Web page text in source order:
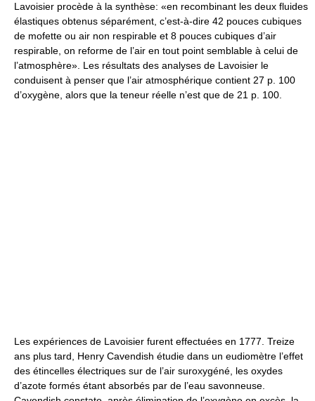
Lavoisier procède à la synthèse: «en recombinant les deux fluides
élastiques obtenus séparément, c’est-à-dire 42 pouces cubiques
de mofette ou air non respirable et 8 pouces cubiques d’air
respirable, on reforme de l’air en tout point semblable à celui de
l’atmosphère». Les résultats des analyses de Lavoisier le
conduisent à penser que l’air atmosphérique contient 27 p. 100
d’oxygène, alors que la teneur réelle n’est que de 21 p. 100.
Les expériences de Lavoisier furent effectuées en 1777. Treize
ans plus tard, Henry Cavendish étudie dans un eudiomètre l’effet
des étincelles électriques sur de l’air suroxygéné, les oxydes
d’azote formés étant absorbés par de l’eau savonneuse.